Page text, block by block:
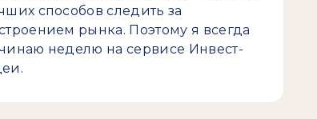
способов следить за
рынка. Поэтому я всегда
неделю на сервисе Инвест-